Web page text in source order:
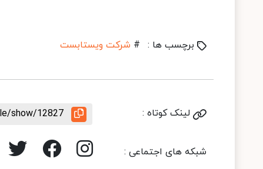
برچسب ها : # شرکت ویستابست
لینک کوتاه : show/12827
شبکه های اجتماعی :